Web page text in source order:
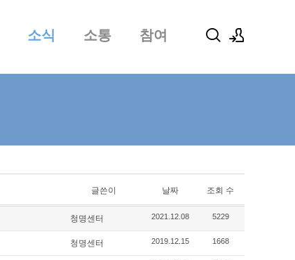
로그인
소식 소통 참여
글쓴이 날짜 조회 수
청명센터 2021.12.08 5229
청명센터 2019.12.15 1668